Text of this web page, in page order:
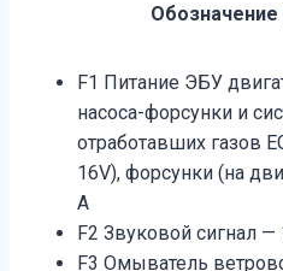
Обозначение
F1 Питание ЭБУ
насоса-форсунки и
отработавших газов
16V), форсунки (на
А
F2 Звуковой сигнал —
F3 Омыватель